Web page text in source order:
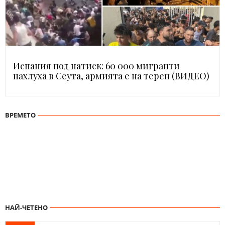
Испания под натиск: 60 000 мигранти
нахлуха в Сеута, армията е на терен (ВИДЕО)
ВРЕМЕТО
НАЙ-ЧЕТЕНО